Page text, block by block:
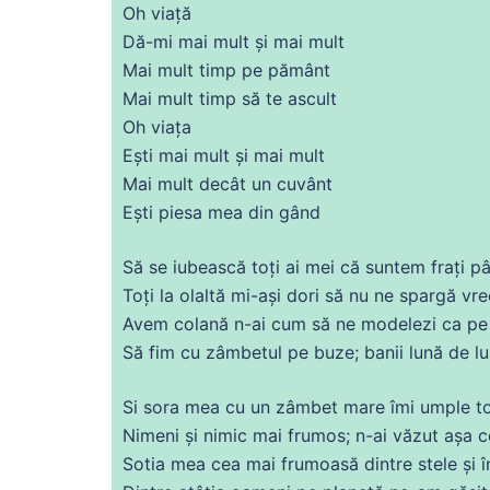
Oh viață
Dă-mi mai mult și mai mult
Mai mult timp pe pământ
Mai mult timp să te ascult
Oh viața
Ești mai mult și mai mult
Mai mult decât un cuvânt
Ești piesa mea din gând
Să se iubească toți ai mei că suntem frați
Toți la olaltă mi-ași dori să nu ne spargă
Avem colană n-ai cum să ne modelezi ca
Să fim cu zâmbetul pe buze; banii lună de
Si sora mea cu un zâmbet mare îmi umple
Nimeni și nimic mai frumos; n-ai văzut așa
Sotia mea cea mai frumoasă dintre stele și